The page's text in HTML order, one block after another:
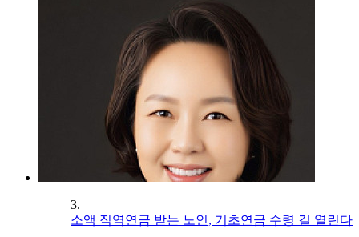
3.
소액 직역연금 받는 노인, 기초연금 수령 길 열린다